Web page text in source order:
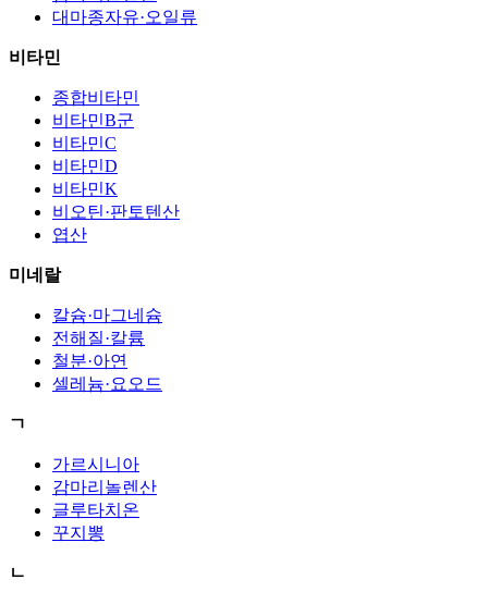
대마종자유·오일류
비타민
종합비타민
비타민B군
비타민C
비타민D
비타민K
비오틴·판토텐산
엽산
미네랄
칼슘·마그네슘
전해질·칼륨
철분·아연
셀레늄·요오드
ㄱ
가르시니아
감마리놀렌산
글루타치온
꾸지뽕
ㄴ